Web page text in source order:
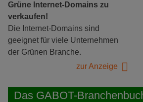
Grüne Internet-Domains zu
verkaufen!
Die Internet-Domains sind
geeignet für viele Unternehmen
der Grünen Branche.
zur Anzeige
Das GABOT-